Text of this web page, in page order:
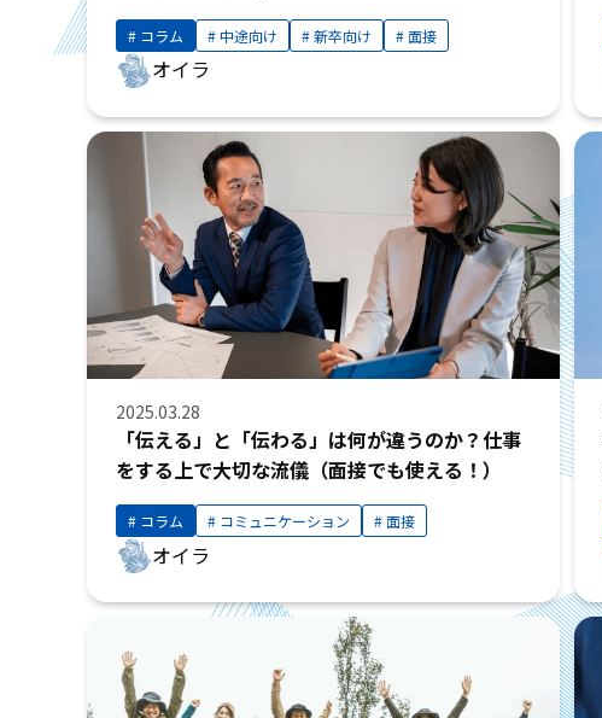
コラム 中途向け 新卒向け 面接
オイラ
2025.03.28
「伝える」と「伝わる」は何が違うのか？仕事
をする上で大切な流儀（面接でも使える！）
コラム コミュニケーション 面接
オイラ